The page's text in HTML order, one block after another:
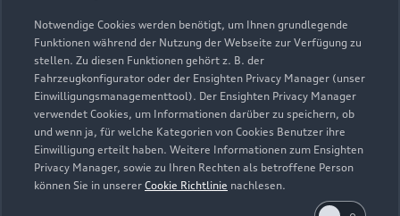
Notwendige Cookies werden benötigt, um Ihnen grundlegende
Funktionen während der Nutzung der Webseite zur Verfügung zu
stellen. Zu diesen Funktionen gehört z. B. der
Fahrzeugkonfigurator oder der Ensighten Privacy Manager (unser
Einwilligungsmanagementtool). Der Ensighten Privacy Manager
verwendet Cookies, um Informationen darüber zu speichern, ob
und wenn ja, für welche Kategorien von Cookies Benutzer ihre
Einwilligung erteilt haben. Weitere Informationen zum Ensighten
Privacy Manager, sowie zu Ihren Rechten als betroffene Person
können Sie in unserer Cookie Richtlinie nachlesen.
Zur Reparatur